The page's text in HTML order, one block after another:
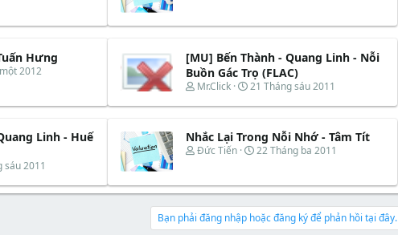
e
d
s
t
a
r
e
r
y
ắ
t
đ
ầ
u
Hưng
2012
[MU] Bến Thành - Quang Linh - Nỗi
Buồn Gác Trọ (FLAC)
T
r
a
d
a
e
Mr.Click
N
à
b
ắ
ầ
21 Tháng sáu 2011
Linh - Huế
sáu 2011
Nhắc Lại Trong Nỗi Nhớ - Tâm Tít
T
e
d
s
Đức Tiến
N
y
ắ
t
22 Tháng ba 2011
Bạn phải đăng nhập hoặc đăng ký để phản hồi tại đây.